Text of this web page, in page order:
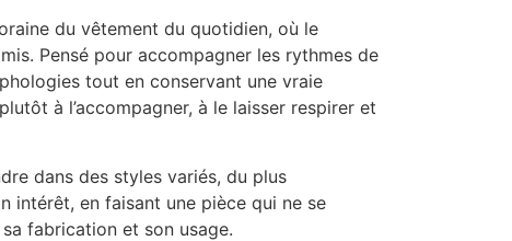
du vêtement du quotidien, où le
Pensé pour accompagner les rythmes de
tout en conservant une vraie
à l’accompagner, à le laisser respirer et
dans des styles variés, du plus
intérêt, en faisant une pièce qui ne se
fabrication et son usage.